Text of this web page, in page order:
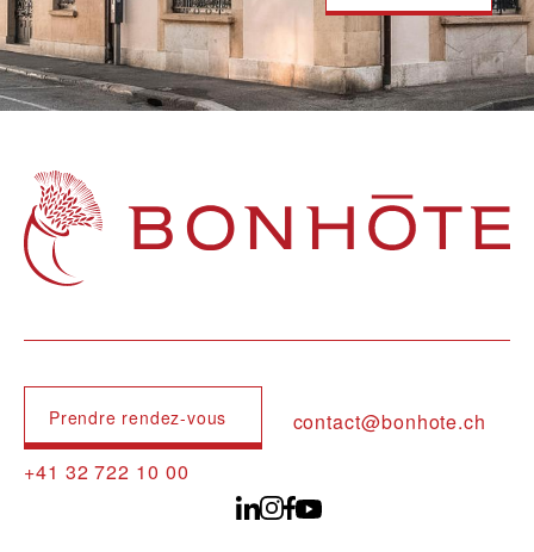
Navigation principale
Prendre rendez-vous
contact@bonhote.ch
+41 32 722 10 00